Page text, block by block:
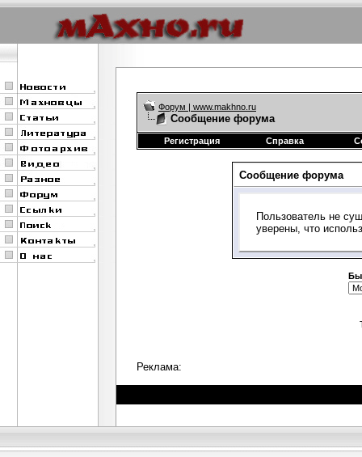
Форум | www.makhno.ru
Сообщение форума
Регистрация Справка
Сообщение форума
Пользователь не
уверены, что
Реклама: